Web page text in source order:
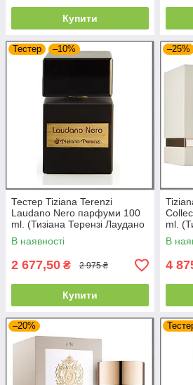
Купити
Тестер –10%
Тестер Tiziana Terenzi
Laudano Nero парфуми 100
ml. (Тизіана Терензі Лаудано
Неро)
В наявності
2 677,50 ₴ 2 975 ₴
Купити
–25%
ml.
В
4
–20%